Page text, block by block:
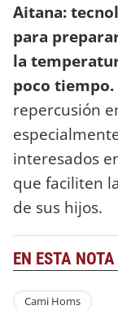
Aitana:
para
la
poco tiempo.
repercusión
interesados
que faciliten
de sus hijos.
EN ESTA NOTA
Cami Homs